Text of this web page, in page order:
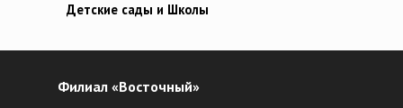
Детские сады и Школы
Филиал «Восточный»